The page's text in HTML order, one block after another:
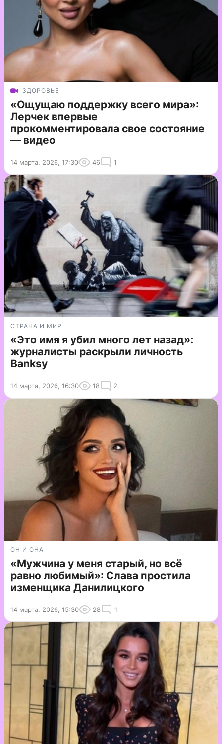
ЗДОРОВЬЕ
«Ощущаю поддержку всего мира»:
Лерчек впервые
прокомментировала свое состояние
— видео
14 марта, 2026, 17:30 46 1
СТРАНА И МИР
«Это имя я убил много лет назад»:
журналисты раскрыли личность
Banksy
14 марта, 2026, 16:30 18 2
ОН И ОНА
«Мужчина у меня старый, но всё
равно любимый»: Слава простила
изменщика Данилицкого
14 марта, 2026, 15:30 28 1